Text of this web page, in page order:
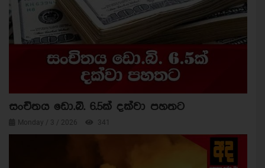
සංචිතය ඩො.බි. 6.5ක් දක්වා පහතට
Monday / 3 / 2026 341